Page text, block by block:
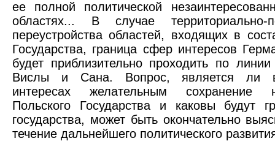
ее полной политической
областях... В случае территориально-
переустройства областей, входящих в
Государства, граница сфер интересов
будет приблизительно проходить по
Вислы и Сана. Вопрос, является ли
интересах желательным сохранение
Польского Государства и каковы будут
государства, может быть окончательно
течение дальнейшего политического